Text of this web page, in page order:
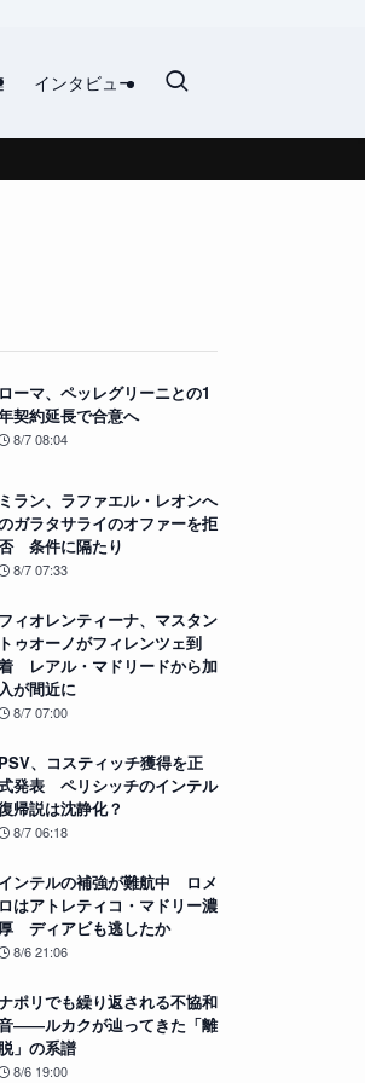
インタビュー
ローマ、ペッレグリーニとの1
契約延長で合意へ
8/7 08:04
ミラン、ラファエル・レオンへ
ガラタサライのオファーを拒
条件に隔たり
8/7 07:33
フィオレンティーナ、マスタン
トゥオーノがフィレンツェ到
レアル・マドリードから加
入が間近に
8/7 07:00
PSV、コスティッチ獲得を正
発表 ペリシッチのインテル
帰説は沈静化？
8/7 06:18
インテルの補強が難航中 ロメ
ロはアトレティコ・マドリー濃
厚 ディアビも逃したか
8/6 21:06
ポリでも繰り返される不協和
――ルカクが辿ってきた「離
脱」の系譜
8/6 19:00